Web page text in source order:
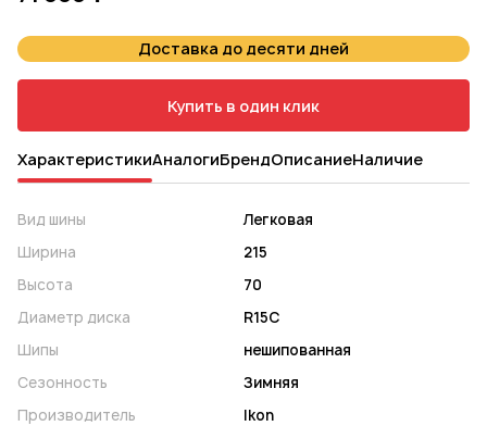
Доставка до десяти дней
Купить в один клик
ХарактеристикиАналогиБрендОписаниеНаличие
Вид шины
Легковая
Ширина
215
Высота
70
Диаметр диска
R15C
Шипы
нешипованная
Сезонность
Зимняя
Производитель
Ikon